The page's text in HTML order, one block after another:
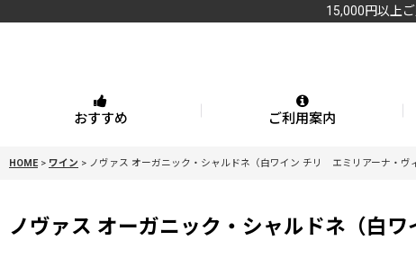
15,000円以上
おすすめ ご利用案内
HOME > ワイン > ノヴァス オーガニック・シャルドネ（白ワイン チリ エミリアーナ・ヴ
ノヴァス オーガニック・シャルドネ（白